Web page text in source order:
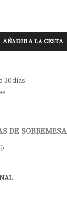
AÑADIR A LA CESTA
30 días
DE SOBREMESA